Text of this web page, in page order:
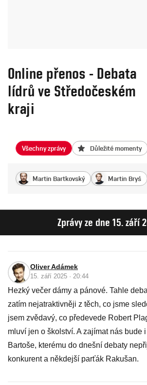
Online přenos - Debata
lídrů ve Středočeském
kraji
Všechny zprávy Důležité momenty
Martin Bartkovský Martin Bryś
Zprávy ze dne 15. září
Oliver Adámek
15. září 2025 · 20:44
Hezký večer dámy a pánové. Tahle
zatím nejatraktivněji z těch, co jsme
jsem zvědavý, co předevede Robert
mluví jen o školství. A zajímat nás bude
Bartoše, kterému do dnešní debaty
konkurent a někdejší parťák Rakušan.